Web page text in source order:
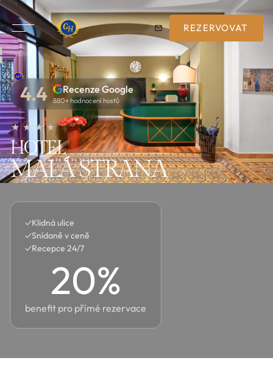
REZERVOVAT
4.4 Recenze Google
880+ hodnocení hostů
★ ★ ★ ★
HOTEL
MALÁ STRANA
✓Klidná ulice
✓Snídaně v ceně
✓Recepce 24/7
20%
benefit pro přímé rezervace